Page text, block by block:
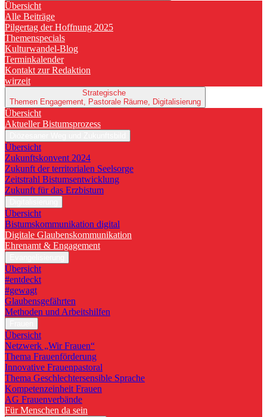
Übersicht
Alle Beiträge
Pilgertag der Hoffnung 2025
Themenspecials
Kulturwandel-Blog
Terminkalender
Kontakt zur Redaktion
wirzeit
Strategische
Themen Engagement, Pastorale Räume, Digitalisierung
Übersicht
Aktueller Bistumsprozess
Übersicht
Zukunftskonvent 2024
Zukunft der territorialen Seelsorge
Zeitstrahl Bistumsentwicklung
Zukunft für das Erzbistum
Übersicht
Bistumskommunikation digital
Digitale Glaubenskommunikation
Ehrenamt & Engagement
Übersicht
#entdeckt
#gewagt
Glaubensgefährten
Methoden und Arbeitshilfen
Übersicht
Netzwerk „Wir Frauen“
Thema Frauenförderung
Innovative Frauenpastoral
Thema Geschlechtersensible Sprache
Kompetenzeinheit Frauen
AG Frauenverbände
Für Menschen da sein